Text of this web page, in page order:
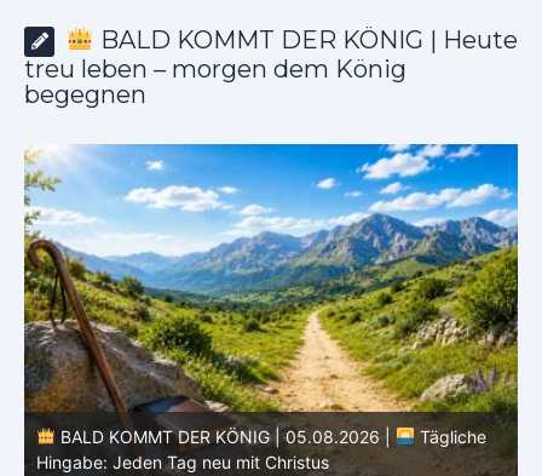
BALD KOMMT DER KÖNIG | Heute
treu leben – morgen dem König
begegnen
BALD KOMMT DER KÖNIG | 05.08.2026 |
Tägliche
Hingabe: Jeden Tag neu mit Christus